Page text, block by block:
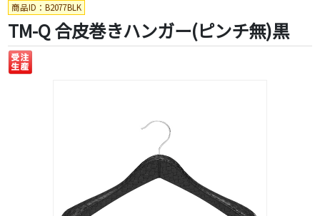
商品ID：B2077BLK
TM-Q 合皮巻きハンガー(ピンチ無)黒